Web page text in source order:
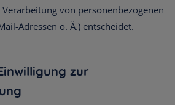
von personenbezogenen
Adressen o. Ä.) entscheidet.
zur